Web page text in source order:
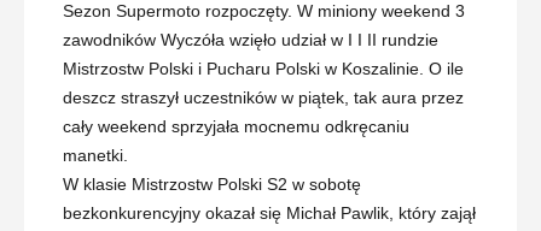
Sezon Supermoto rozpoczęty. W miniony weekend 3
zawodników Wyczóła wzięło udział w I I II rundzie
Mistrzostw Polski i Pucharu Polski w Koszalinie. O ile
deszcz straszył uczestników w piątek, tak aura przez
cały weekend sprzyjała mocnemu odkręcaniu
manetki.
W klasie Mistrzostw Polski S2 w sobotę
bezkonkurencyjny okazał się Michał Pawlik, który zajął